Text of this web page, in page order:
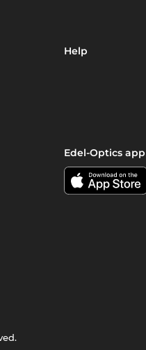
Help
Edel-Optics app